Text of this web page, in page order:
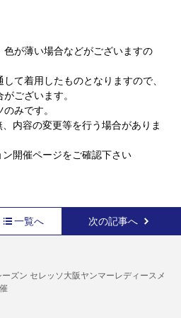
色が薄い場合などがございますの
て着用したものとなりますので、
ございます。
みです。
内容の変更等を行う場合がありま
開催ページをご確認下さい
一覧へ 次の記事へ
ズン セレッソ大阪ヤンマーレディースメ